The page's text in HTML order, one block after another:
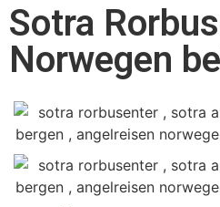
Sotra
Norwegen